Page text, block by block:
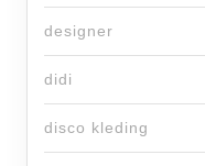
designer
didi
disco kleding